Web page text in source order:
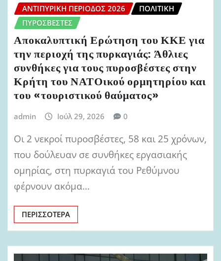
ΑΝΤΙΠΥΡΙΚΉ ΠΕΡΊΟΔΟΣ 2026
ΠΟΛΙΤΙΚΉ
ΠΥΡΟΣΒΈΣΤΕΣ
Αποκαλυπτική Ερώτηση του ΚΚΕ για
την περιοχή της πυρκαγιάς: Άθλιες
συνθήκες για τους πυροσβέστες στην
Κρήτη του ΝΑΤΟικού ορμητηρίου και
του «τουριστικού θαύματος»
admin Ιούλ 29, 2026 0
Οι 2 νεκροί πυροσβέστες, 58 και 25 χρόνων,
που δούλευαν σε συνθήκες εργασιακής
ομηρίας, στη πυρκαγιά του Ρεθύμνου
φέρνουν ακόμα…
ΠΕΡΙΣΣΌΤΕΡΑ